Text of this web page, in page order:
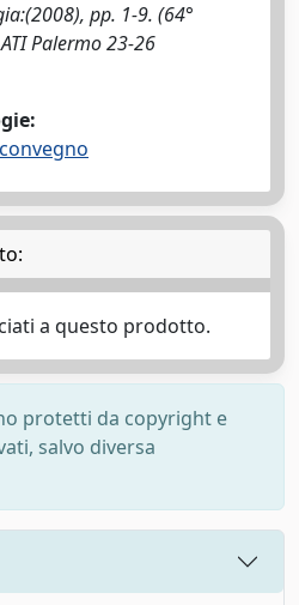
pp. 1-9. (64°
Palermo 23-26
a questo prodotto.
protetti da copyright e
salvo diversa